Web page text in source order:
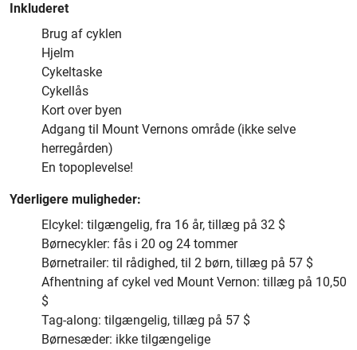
Inkluderet
Brug af cyklen
Hjelm
Cykeltaske
Cykellås
Kort over byen
Adgang til Mount Vernons område (ikke selve
herregården)
En topoplevelse!
Yderligere muligheder:
Elcykel: tilgængelig, fra 16 år, tillæg på 32 $
Børnecykler: fås i 20 og 24 tommer
Børnetrailer: til rådighed, til 2 børn, tillæg på 57 $
Afhentning af cykel ved Mount Vernon: tillæg på 10,50
$
Tag-along: tilgængelig, tillæg på 57 $
Børnesæder: ikke tilgængelige